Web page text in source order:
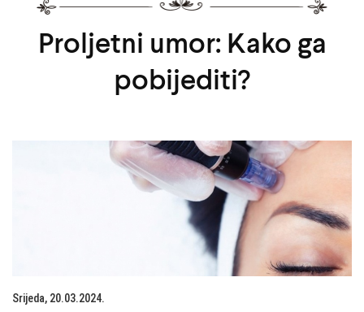
Proljetni umor: Kako ga
pobijediti?
Srijeda, 20.03.2024.